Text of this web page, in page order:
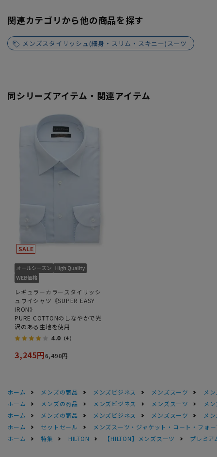
関連カテゴリから他の商品を探す
メンズスタイリッシュ(細身・スリム・スキニー)スーツ
同シリーズアイテム・関連アイテム
レギュラーカラースタイリッシ
ュワイシャツ《SUPER EASY
IRON》
PURE COTTONのしなやかで光
沢のある生地を使用
4.0 （4）
3,245円6,490円
ホーム メンズの商品 メンズビジネス メンズスーツ
メ
ホーム
メンズの商品 メンズビジネス メンズスーツ
メ
ホーム
メンズの商品 メンズビジネス メンズスーツ
メ
ホーム
セットセール
メンズスーツ・ジャケット・コート・フォ
ホーム
特集 HILTON 【HILTON】メンズスーツ プレミア